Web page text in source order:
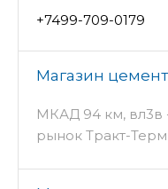
+7499-709-0179
Магазин
МКАД 94 км, вл3в
рынок Тракт-